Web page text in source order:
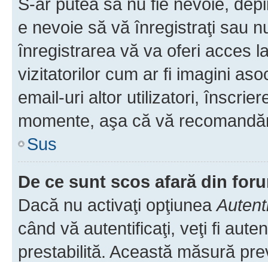
e nevoie să vă înregistraţi sau
înregistrarea vă va oferi acces
vizitatorilor cum ar fi imagini
email-uri altor utilizatori,
momente, aşa că vă
Sus
De ce sunt scos afară din
Dacă nu activaţi opţiunea
când vă autentificaţi, veţi fi
prestabilită. Această măsură